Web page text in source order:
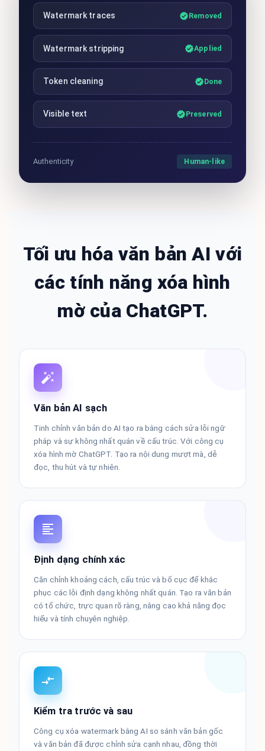
Watermark traces Removed
Watermark stripping Applied
Token cleaning Done
Visible text Preserved
Authenticity Human-like
Tối ưu hóa văn bản AI với
các tính năng xóa hình
mờ của ChatGPT.
Văn bản AI sạch
Tinh chỉnh văn bản do AI tạo ra bằng cách sửa lỗi ngữ
pháp và sự không nhất quán về cấu trúc. Với công cụ
xóa hình mờ ChatGPT. Tạo ra nội dung mượt mà, dễ
đọc, thu hút và tự nhiên.
Định dạng chính xác
Căn chỉnh khoảng cách, cấu trúc và bố cục để khắc
phục các lỗi định dạng không nhất quán. Tạo ra văn bản
có tổ chức, trực quan rõ ràng, nâng cao khả năng đọc
hiểu và tính chuyên nghiệp.
Kiểm tra trước và sau
Công cụ xóa watermark bằng AI so sánh văn bản gốc
và văn bản đã được chỉnh sửa cạnh nhau, đồng thời